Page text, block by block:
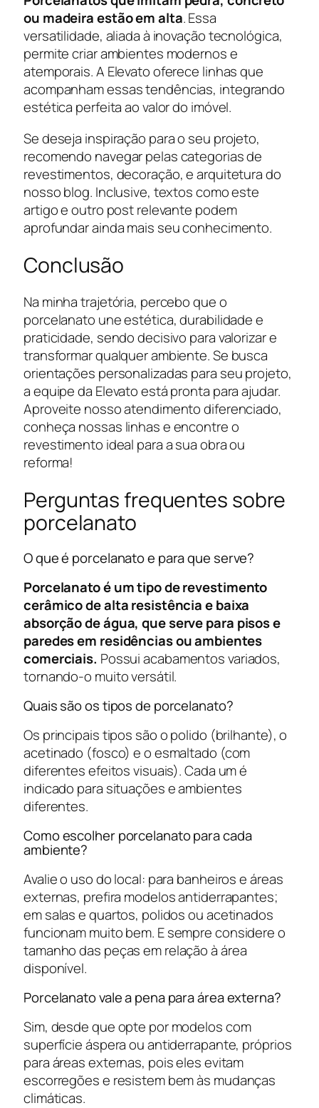
ou madeira estão em alta. Essa
versatilidade, aliada à inovação tecnológica,
permite criar ambientes modernos e
atemporais. A Elevato oferece linhas que
acompanham essas tendências, integrando
estética perfeita ao valor do imóvel.
Se deseja inspiração para o seu projeto,
recomendo navegar pelas categorias de
revestimentos, decoração, e arquitetura do
nosso blog. Inclusive, textos como este
artigo e outro post relevante podem
aprofundar ainda mais seu conhecimento.
Conclusão
Na minha trajetória, percebo que o
porcelanato une estética, durabilidade e
praticidade, sendo decisivo para valorizar e
transformar qualquer ambiente. Se busca
orientações personalizadas para seu projeto,
a equipe da Elevato está pronta para ajudar.
Aproveite nosso atendimento diferenciado,
conheça nossas linhas e encontre o
revestimento ideal para a sua obra ou
reforma!
Perguntas frequentes sobre
porcelanato
O que é porcelanato e para que serve?
Porcelanato é um tipo de revestimento
cerâmico de alta resistência e baixa
absorção de água, que serve para pisos e
paredes em residências ou ambientes
comerciais. Possui acabamentos variados,
tornando-o muito versátil.
Quais são os tipos de porcelanato?
Os principais tipos são o polido (brilhante), o
acetinado (fosco) e o esmaltado (com
diferentes efeitos visuais). Cada um é
indicado para situações e ambientes
diferentes.
Como escolher porcelanato para cada
ambiente?
Avalie o uso do local: para banheiros e áreas
externas, prefira modelos antiderrapantes;
em salas e quartos, polidos ou acetinados
funcionam muito bem. E sempre considere o
tamanho das peças em relação à área
disponível.
Porcelanato vale a pena para área externa?
Sim, desde que opte por modelos com
superfície áspera ou antiderrapante, próprios
para áreas externas, pois eles evitam
escorregões e resistem bem às mudanças
climáticas.